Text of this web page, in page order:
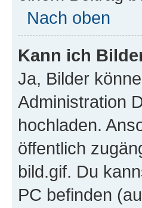
Nach oben
Kann ich
Ja, Bilder
Administration
hochladen.
öffentlich
bild.gif. Du
PC befinden